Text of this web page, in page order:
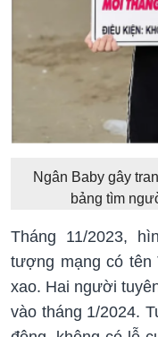
Ngân Baby gây
bảng tìm
Tháng 11/2023,
tượng mạng có tên
xao. Hai người
vào tháng 1/2024.